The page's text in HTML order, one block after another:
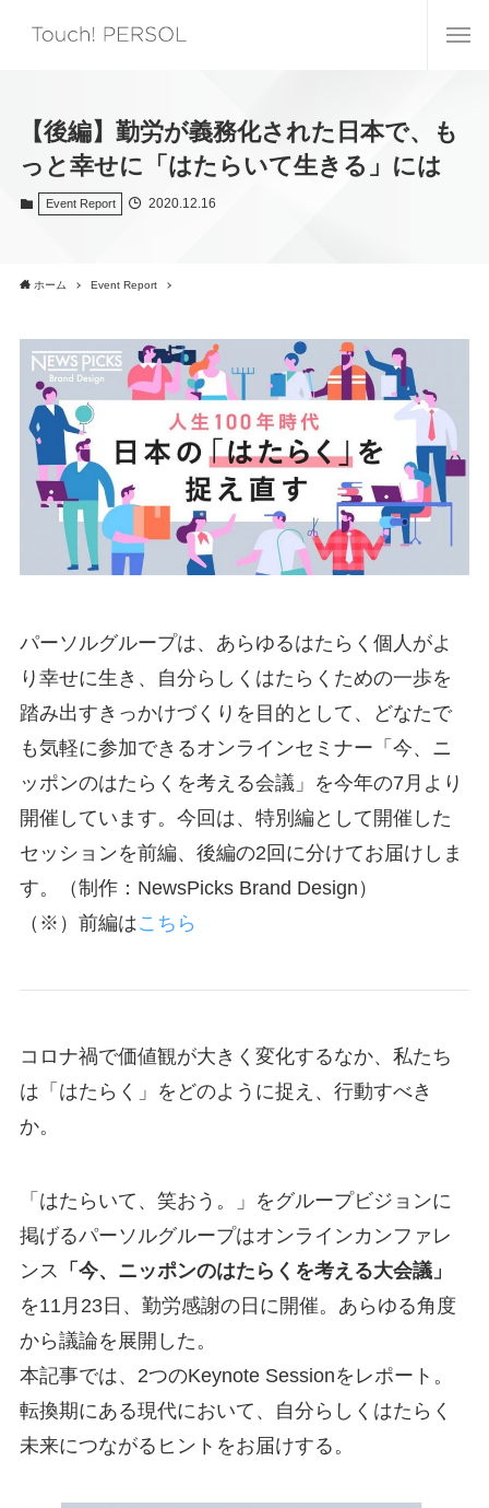
【後編】勤労が義務化された日本で、も
っと幸せに「はたらいて生きる」には
Event Report 2020.12.16
ホーム Event Report
パーソルグループは、あらゆるはたらく個人がよ
り幸せに生き、自分らしくはたらくための一歩を
踏み出すきっかけづくりを目的として、どなたで
も気軽に参加できるオンラインセミナー「今、ニ
ッポンのはたらくを考える会議」を今年の7月より
開催しています。今回は、特別編として開催した
セッションを前編、後編の2回に分けてお届けしま
す。（制作：NewsPicks Brand Design）
（※）前編はこちら
コロナ禍で価値観が大きく変化するなか、私たち
は「はたらく」をどのように捉え、行動すべき
か。
「はたらいて、笑おう。」をグループビジョンに
掲げるパーソルグループはオンラインカンファレ
ンス 「今、ニッポンのはたらくを考える大会議」
を11月23日、勤労感謝の日に開催。あらゆる角度
から議論を展開した。
本記事では、2つのKeynote Sessionをレポート。
転換期にある現代において、自分らしくはたらく
未来につながるヒントをお届けする。